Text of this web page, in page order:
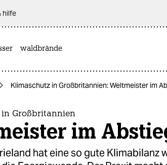
hilfe
waldbrände
Klimaschutz in Großbritannien: Weltmeister im
in Großbritannien
im
hat eine so gute Klimabilanz